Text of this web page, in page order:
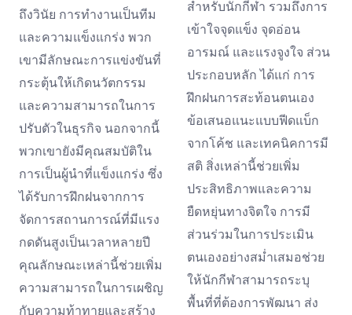
ถึงวินัย การทำงานเป็นทีม
และความแข็งแกร่ง พวก
เขามีลักษณะการแข่งขันที่
กระตุ้นให้เกิดนวัตกรรม
และความสามารถในการ
ปรับตัวในธุรกิจ นอกจากนี้
พวกเขายังมีคุณสมบัติใน
การเป็นผู้นำที่แข็งแกร่ง ซึ่ง
ได้รับการฝึกฝนจากการ
จัดการสถานการณ์ที่มีแรง
กดดันสูงเป็นเวลาหลายปี
คุณลักษณะเหล่านี้ช่วยเพิ่ม
ความสามารถในการเผชิญ
กับความท้าทายและสร้าง
สำหรับนักกีฬา รวมถึงการ
เข้าใจจุดแข็ง จุดอ่อน
อารมณ์ และแรงจูงใจ ส่วน
ประกอบหลัก ได้แก่ การ
ฝึกฝนการสะท้อนตนเอง
ข้อเสนอแนะแบบฟีดแบ็ก
จากโค้ช และเทคนิคการมี
สติ สิ่งเหล่านี้ช่วยเพิ่ม
ประสิทธิภาพและความ
ยืดหยุ่นทางจิตใจ การมี
ส่วนร่วมในการประเมิน
ตนเองอย่างสม่ำเสมอช่วย
ให้นักกีฬาสามารถระบุ
พื้นที่ที่ต้องการพัฒนา ส่ง